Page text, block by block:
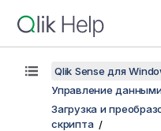
Qlik Sense для
Управление
Загрузка и
скрипта